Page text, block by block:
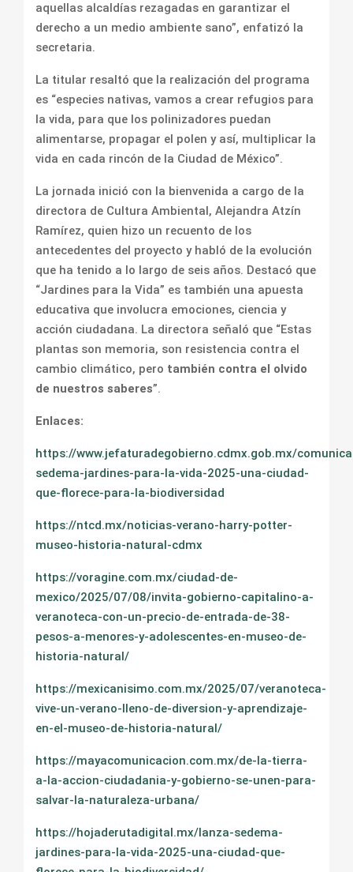
aquellas alcaldías rezagadas en garantizar el
derecho a un medio ambiente sano”, enfatizó la
secretaria.
La titular resaltó que la realización del programa
es “especies nativas, vamos a crear refugios para
la vida, para que los polinizadores puedan
alimentarse, propagar el polen y así, multiplicar la
vida en cada rincón de la Ciudad de México”.
La jornada inició con la bienvenida a cargo de la
directora de Cultura Ambiental, Alejandra Atzín
Ramírez, quien hizo un recuento de los
antecedentes del proyecto y habló de la evolución
que ha tenido a lo largo de seis años. Destacó que
“Jardines para la Vida” es también una apuesta
educativa que involucra emociones, ciencia y
acción ciudadana. La directora señaló que “Estas
plantas son memoria, son resistencia contra el
cambio climático, pero también contra el olvido
de nuestros saberes”.
Enlaces:
https://www.jefaturadegobierno.cdmx.gob.mx/
sedema-jardines-para-la-vida-2025-una-ciudad-
que-florece-para-la-biodiversidad
https://ntcd.mx/noticias-verano-harry-potter-
museo-historia-natural-cdmx
https://voragine.com.mx/ciudad-de-
mexico/2025/07/08/invita-gobierno-capitalino-a-
veranoteca-con-un-precio-de-entrada-de-38-
pesos-a-menores-y-adolescentes-en-museo-de-
historia-natural/
https://mexicanisimo.com.mx/2025/07/veranoteca-
vive-un-verano-lleno-de-diversion-y-aprendizaje-
en-el-museo-de-historia-natural/
https://mayacomunicacion.com.mx/de-la-tierra-
a-la-accion-ciudadania-y-gobierno-se-unen-para-
salvar-la-naturaleza-urbana/
https://hojaderutadigital.mx/lanza-sedema-
jardines-para-la-vida-2025-una-ciudad-que-